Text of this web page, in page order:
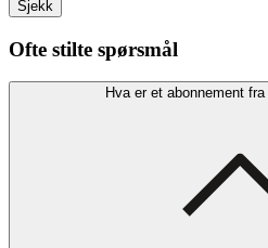
Sjekk
Ofte stilte spørsmål
Hva er et abonnement